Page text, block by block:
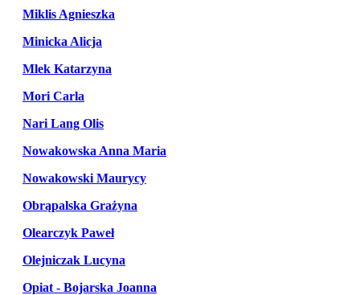
Miklis Agnieszka
Minicka Alicja
Mlek Katarzyna
Mori Carla
Nari Lang Olis
Nowakowska Anna Maria
Nowakowski Maurycy
Obrąpalska Grażyna
Olearczyk Paweł
Olejniczak Lucyna
Opiat - Bojarska Joanna